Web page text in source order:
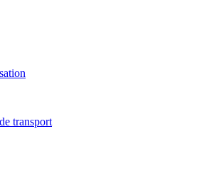
transport